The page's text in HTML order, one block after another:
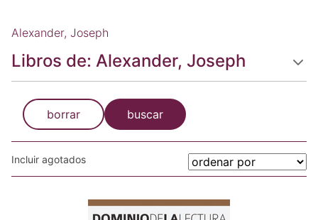
Alexander, Joseph
Libros de: Alexander, Joseph
borrar buscar
Incluir agotados